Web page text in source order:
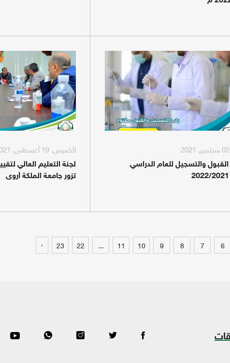
والتسجيل للعام الدراسي
الخميس, 19 أغسطس, 2021
لجنة التعليم العالي
تزور جامعة الملكة أروى
6
7
8
9
10
11
...
22
23
›